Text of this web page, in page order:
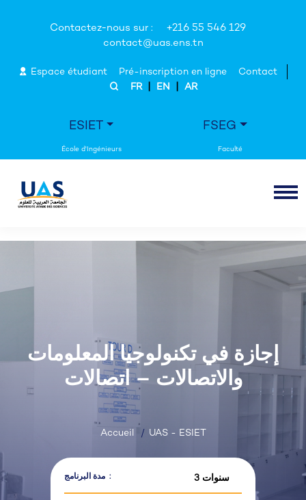
Contactez-nous sur :
+216 55 546 129
contact@uas.ens.tn
Espace étudiant Pré-inscription en ligne
Contact
FR
EN AR
ESIET FSEG
إجازة في تكنولوجيا المعلومات
والاتصالات – اتصالات
Accueil UAS - ESIET
مدة البرنامج : 3 سنوات